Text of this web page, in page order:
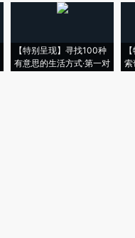
【特别呈现】寻找100种
有意思的生活方式·第一对
索